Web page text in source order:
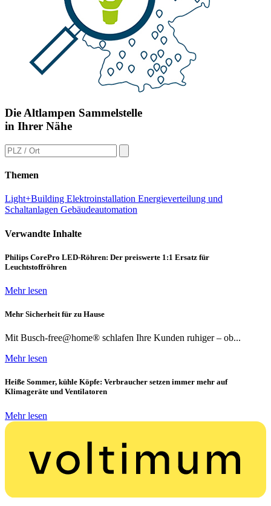
Die Altlampen Sammelstelle
in Ihrer Nähe
Themen
Light+Building Elektroinstallation Energieverteilung und
Schaltanlagen Gebäudeautomation
Verwandte Inhalte
Philips CorePro LED-Röhren: Der preiswerte 1:1 Ersatz für
Leuchtstoffröhren
Mehr lesen
Mehr Sicherheit für zu Hause
Mit Busch-free@home® schlafen Ihre Kunden ruhiger – ob...
Mehr lesen
Heiße Sommer, kühle Köpfe: Verbraucher setzen immer mehr auf
Klimageräte und Ventilatoren
Mehr lesen